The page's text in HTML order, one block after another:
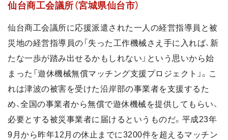
仙台商工会議所（宮城県仙台市）
仙台商工会議所に応援派遣された一人の経営指導員と被
災地の経営指導員の「失った工作機械さえ手に入れば、新
たな一歩が踏み出せるかもしれない」という思いから始
まった「遊休機械無償マッチング支援プロジェクト」。こ
れは津波の被害を受けた沿岸部の事業者を支援するた
め、全国の事業者から無償で遊休機械を提供してもらい、
必要とする被災事業者に届けるというものだ。平成23年
9月から昨年12月の休止までに3200件を超えるマッチン